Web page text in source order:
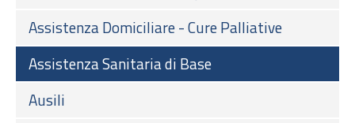
Assistenza Domiciliare - Cure Palliative
Assistenza Sanitaria di Base
Ausili